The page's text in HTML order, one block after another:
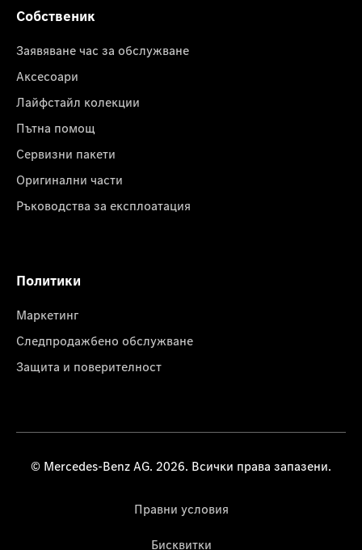
Собственик
Заявяване час за обслужване
Аксесоари
Лайфстайл колекции
Пътна помощ
Сервизни пакети
Оригинални части
Ръководства за експлоатация
Политики
Маркетинг
Следпродажбено обслужване
Защита и поверителност
© Mercedes-Benz AG. 2026. Всички права запазени.
Правни условия
Бисквитки